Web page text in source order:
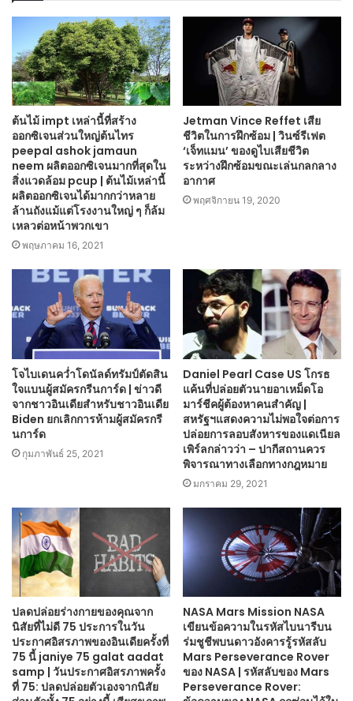
ต้นไม้ impt เหล่านี้ที่สร้าง
ออกซิเจนส่วนใหญ่ต้นไทร
peepal ashok jamaun
neem ผลิตออกซิเจนมากที่สุดใน
สิ่งแวดล้อม pcup | ต้นไม้เหล่านี้
ผลิตออกซิเจนได้มากกว่าหลาย
ล้านถังแม้แต่โรงงานใหญ่ ๆ ก็ล้ม
เหลวต่อหน้าพวกเขา
พฤษภาคม 16, 2021
Jetman Vince Reffet เสีย
ชีวิตในการฝึกซ้อม | วินซ์รีเฟต
‘เจ็ทแมน’ ของดูไบเสียชีวิต
ระหว่างฝึกซ้อมขณะเล่นกลกลาง
อากาศ
พฤศจิกายน 19, 2020
โจไบเดนคว่ำโดนัลด์ทรัมป์ตัดสิน
ใจแบนผู้สมัครกรีนการ์ด | ข่าวดี
จากชาวอินเดียสำหรับชาวอินเดีย
Biden ยกเลิกการห้ามผู้สมัครกรี
นการ์ด
กุมภาพันธ์ 25, 2021
Daniel Pearl Case US โกรธ
แค้นที่ปล่อยตัวนายอาเหม็ดโอ
มาร์ชีคผู้ต้องหาคนสำคัญ |
สหรัฐฯแสดงความไม่พอใจต่อการ
ปล่อยการลอบสังหารของแดเนียล
เพิร์ลกล่าวว่า – ปากีสถานควร
พิจารณาทางเลือกทางกฎหมาย
มกราคม 29, 2021
ปลดปล่อยร่างกายของคุณจาก
นิสัยที่ไม่ดี 75 ประการในวัน
ประกาศอิสรภาพของอินเดียครั้งที่
75 นี้ janiye 75 galat aadat
samp | วันประกาศอิสรภาพครั้ง
ที่ 75: ปลดปล่อยตัวเองจากนิสัย
NASA Mars Mission NASA
เขียนข้อความในรหัสไบนารีบน
ร่มชูชีพบนดาวอังคารรู้รหัสลับ
Mars Perseverance Rover
ของ NASA | รหัสลับของ Mars
Perseverance Rover: